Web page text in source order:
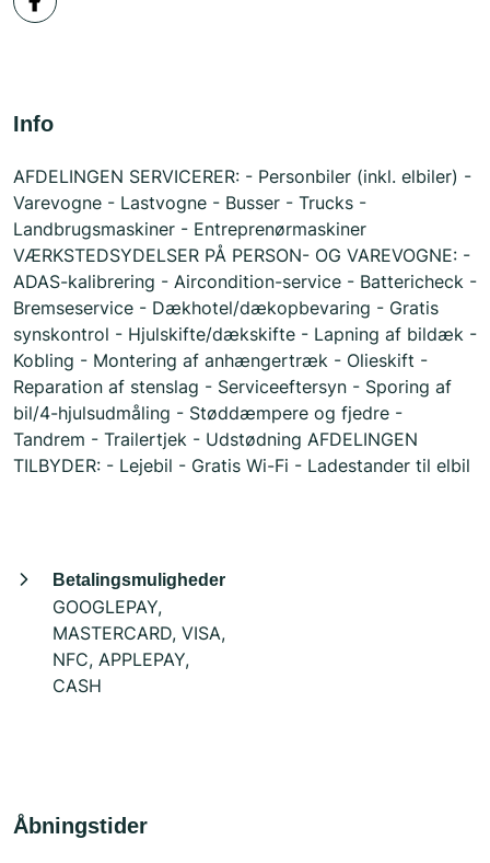
Info
AFDELINGEN SERVICERER: - Personbiler (inkl. elbiler) -
Varevogne - Lastvogne - Busser - Trucks -
Landbrugsmaskiner - Entreprenørmaskiner
VÆRKSTEDSYDELSER PÅ PERSON- OG VAREVOGNE: -
ADAS-kalibrering - Aircondition-service - Battericheck -
Bremseservice - Dækhotel/dækopbevaring - Gratis
synskontrol - Hjulskifte/dækskifte - Lapning af bildæk -
Kobling - Montering af anhængertræk - Olieskift -
Reparation af stenslag - Serviceeftersyn - Sporing af
bil/4-hjulsudmåling - Støddæmpere og fjedre -
Tandrem - Trailertjek - Udstødning AFDELINGEN
TILBYDER: - Lejebil - Gratis Wi-Fi - Ladestander til elbil
Betalingsmuligheder
GOOGLEPAY,
MASTERCARD, VISA,
NFC, APPLEPAY,
CASH
Åbningstider